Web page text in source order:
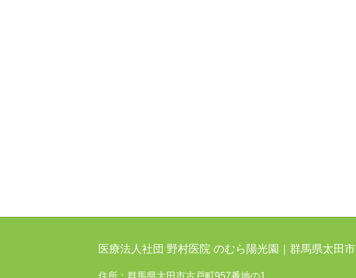
医療法人社団 野村医院 のむら陽光園｜群馬県太田市
住所：群馬県太田市古戸町957番地の1